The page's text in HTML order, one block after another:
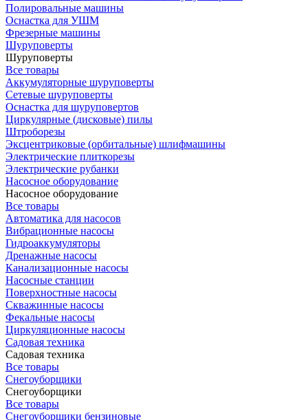
Полировальные машины
Оснастка для УШМ
Фрезерные машины
Шуруповерты
Шуруповерты
Все товары
Аккумуляторные шуруповерты
Сетевые шуруповерты
Оснастка для шуруповертов
Циркулярные (дисковые) пилы
Штроборезы
Эксцентриковые (орбитальные) шлифмашины
Электрические плиткорезы
Электрические рубанки
Насосное оборудование
Насосное оборудование
Все товары
Автоматика для насосов
Вибрационные насосы
Гидроаккумуляторы
Дренажные насосы
Канализационные насосы
Насосные станции
Поверхностные насосы
Скважинные насосы
Фекальные насосы
Циркуляционные насосы
Садовая техника
Садовая техника
Все товары
Снегоуборщики
Снегоуборщики
Все товары
Снегоуборщики бензиновые